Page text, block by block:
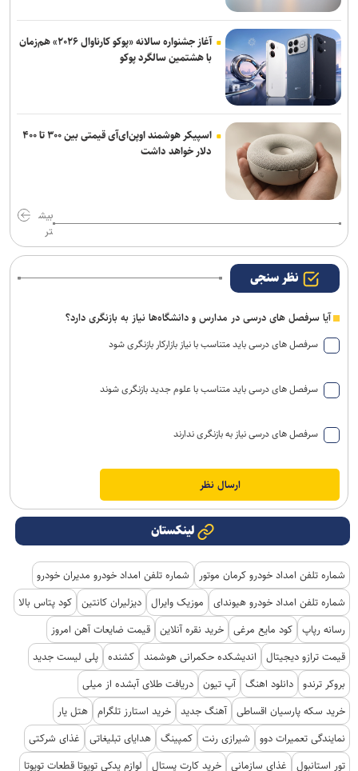
آغاز جشنواره سالانه «پوکو کارناوال ۲۰۲۶» هم‌زمان
با هشتمین سالگرد پوکو
اسپیکر هوشمند اوپن‌ای‌آی قیمتی بین ۳۰۰ تا ۴۰۰
دلار خواهد داشت
بیش
تر
نظر سنجی
آیا سرفصل های درسی در مدارس و دانشگاه‌ها نیاز به بازنگری دارد؟
سرفصل های درسی باید متناسب با نیاز بازارکار بازنگری شود
سرفصل های درسی باید متناسب با علوم جدید بازنگری شوند
سرفصل های درسی نیاز به بازنگری ندارند
لینکستان
شماره تلفن امداد خودرو کرمان موتور
شماره تلفن امداد خودرو مدیران خودرو
شماره تلفن امداد خودرو هیوندای
موزیک وایرال دیزلیران کانتین کود پتاس بالا
رسانه رپاپ کود مایع مرغی خرید نقره آنلاین قیمت ضایعات آهن امروز
قیمت ترازو دیجیتال
اندیشکده حکمرانی هوشمند کشنده پلی لیست جدید
بروکر ترندو دانلود اهنگ آپ تیون دریافت طلای آبشده از میلی
خرید سکه پارسیان اقساطی آهنگ جدید خرید استارز تلگرام هتل یار
نمایندگی تعمیرات دوو
شیرازی رنت کمپینگ هدایای تبلیغاتی
غذای شرکتی
تور استانبول
غذای سازمانی خرید کارت پستال لوازم یدکی تویوتا قطعات تویوتا